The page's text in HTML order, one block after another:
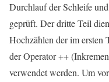
Durchlauf der Schleife
geprüft. Der dritte Teil
Hochzählen der im
der Operator ++
verwendet werden. Um